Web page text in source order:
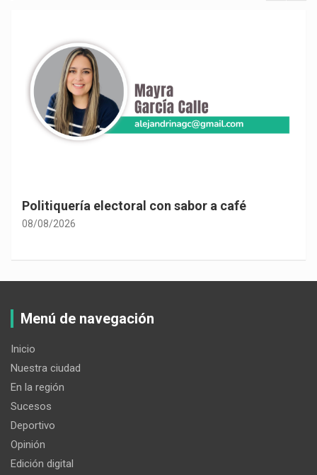
Politiquería electoral con sabor a café
08/08/2026
Menú de navegación
Inicio
Nuestra ciudad
En la región
Sucesos
Deportivo
Opinión
Edición digital